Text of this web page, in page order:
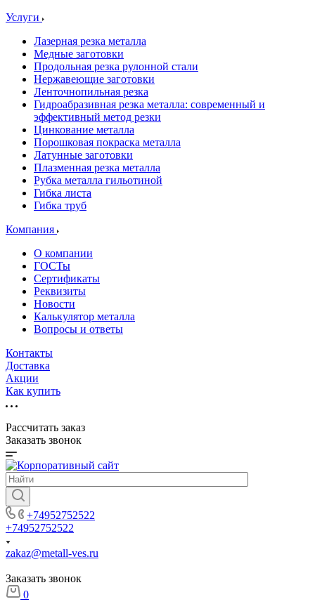
Услуги
Лазерная резка металла
Медные заготовки
Продольная резка рулонной стали
Нержавеющие заготовки
Ленточнопильная резка
Гидроабразивная резка металла: современный и
эффективный метод резки
Цинкование металла
Порошковая покраска металла
Латунные заготовки
Плазменная резка металла
Рубка металла гильотиной
Гибка листа
Гибка труб
Компания
О компании
ГОСТы
Сертификаты
Реквизиты
Новости
Калькулятор металла
Вопросы и ответы
Контакты
Доставка
Акции
Как купить
Рассчитать заказ
Заказать звонок
+74952752522
+74952752522
zakaz@metall-ves.ru
Заказать звонок
0